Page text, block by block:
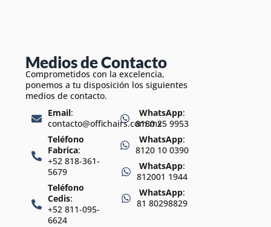
Medios de Contacto
Comprometidos con la excelencia,
ponemos a tu disposición los siguientes
medios de contacto.
Email:
contacto@offichairs.com.mx
Teléfono
Fabrica:
+52 818-361-
5679
Teléfono
Cedis:
+52 811-095-
6624
WhatsApp:
8180 25 9953
WhatsApp:
8120 10 0390
WhatsApp:
812001 1944
WhatsApp:
81 80298829